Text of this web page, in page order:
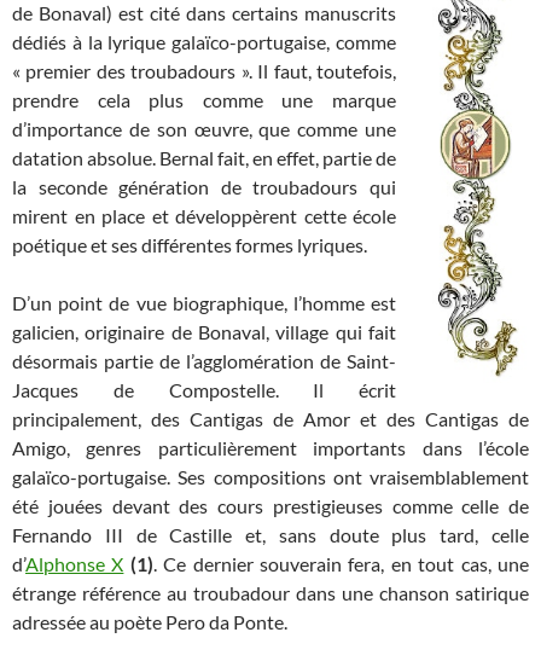
de Bonaval) est cité dans certains manuscrits
dédiés à la lyrique galaïco-portugaise, comme
« premier des troubadours ». Il faut, toutefois,
prendre cela plus comme une marque
d’importance de son œuvre, que comme une
datation absolue. Bernal fait, en effet, partie de
la seconde génération de troubadours qui
mirent en place et développèrent cette école
poétique et ses différentes formes lyriques.
D’un point de vue biographique, l’homme est
galicien, originaire de Bonaval, village qui fait
désormais partie de l’agglomération de Saint-
Jacques de Compostelle. Il écrit
principalement, des Cantigas de Amor et des Cantigas de
Amigo, genres particulièrement importants dans l’école
galaïco-portugaise. Ses compositions ont vraisemblablement
été jouées devant des cours prestigieuses comme celle de
Fernando III de Castille et, sans doute plus tard, celle
d’Alphonse X (1). Ce dernier souverain fera, en tout cas, une
étrange référence au troubadour dans une chanson satirique
adressée au poète Pero da Ponte.